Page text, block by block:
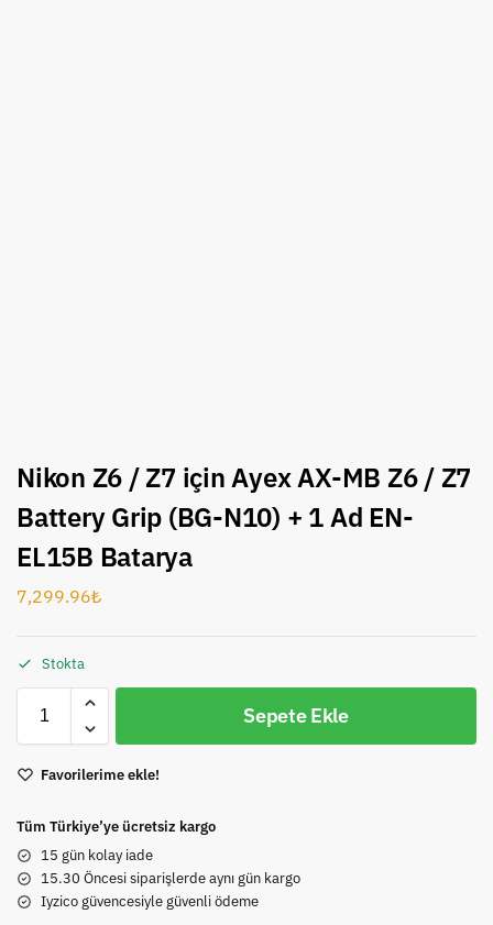
Nikon Z6 / Z7 için Ayex AX-MB Z6 / Z7
Battery Grip (BG-N10) + 1 Ad EN-
EL15B Batarya
7,299.96₺
Stokta
Sepete Ekle
Favorilerime ekle!
Tüm Türkiye’ye ücretsiz kargo
15 gün kolay iade
15.30 Öncesi siparişlerde aynı gün kargo
Iyzico güvencesiyle güvenli ödeme